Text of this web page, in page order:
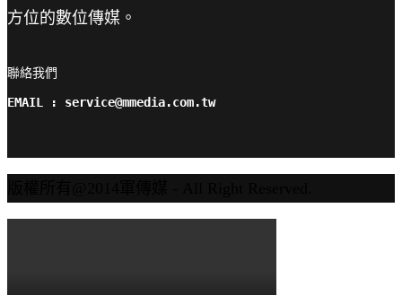
方位的數位傳媒。
聯絡我們
EMAIL : service@mmedia.com.tw